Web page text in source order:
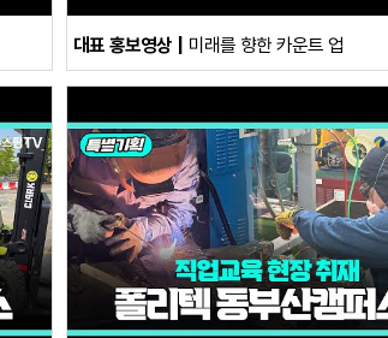
대표 홍보영상 미래를 향한 카운트 업